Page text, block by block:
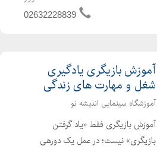
وجودی تازه، باورپذیر و هماهنگ...02632228839
آموزش بازیگری یادگیری
شغل و مهارت های زندگی
آموزشگاه سینمایی اندیشه نو
آموزش بازیگری فقط «یاد گرفتن
بازیگری» نیست؛ در عمل یک دورهی